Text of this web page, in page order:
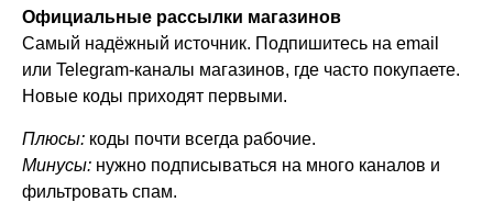
Официальные рассылки магазинов
Самый надёжный источник. Подпишитесь на email
или Telegram-каналы магазинов, где часто покупаете.
Новые коды приходят первыми.
Плюсы: коды почти всегда рабочие.
Минусы: нужно подписываться на много каналов и
фильтровать спам.